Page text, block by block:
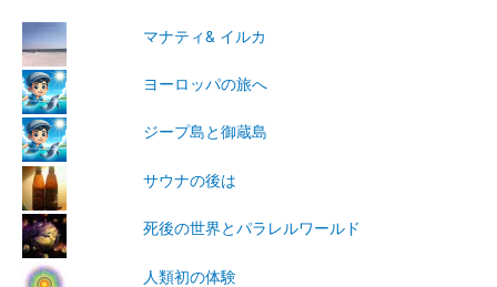
マナティ& イルカ
ヨーロッパの旅へ
ジープ島と御蔵島
サウナの後は
死後の世界とパラレルワールド
人類初の体験